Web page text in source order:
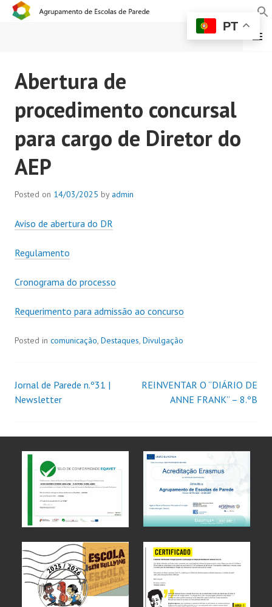
AGRUPAMENTO DE
ESCOLAS DE PAREDE
MENU
Abertura de
procedimento concursal
para cargo de Diretor do
AEP
Posted on 14/03/2025 by admin
Aviso de abertura do DR
Regulamento
Cronograma do processo
Requerimento para admissão ao concurso
Posted in comunicação, Destaques, Divulgação
Jornal de Parede n.º31 |
Newsletter
REINVENTAR O “DIÁRIO DE
ANNE FRANK” – 8.ºB
PT